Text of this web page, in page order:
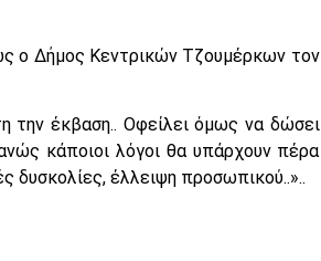
ο Δήμος Κεντρικών Τζουμέρκων τον
την έκβαση.. Οφείλει όμως να δώσει
κάποιοι λόγοι θα υπάρχουν πέρα
δυσκολίες, έλλειψη προσωπικού..»..